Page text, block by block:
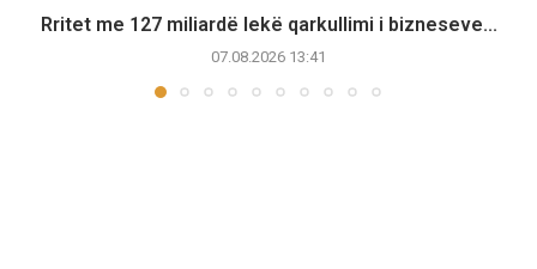
Rritet me 127 miliardë lekë qarkullimi i bizneseve...
07.08.2026 13:41